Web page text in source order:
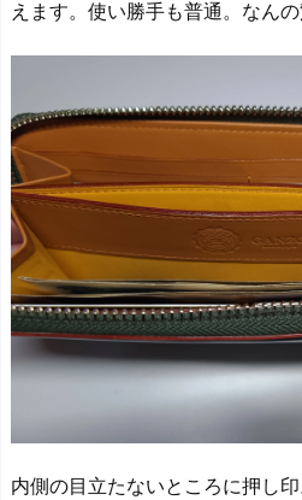
えます。使い勝手も普通。なんの
内側の目立たないところに押し印